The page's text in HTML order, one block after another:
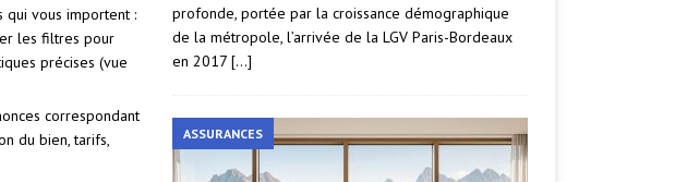
qui vous importent :
les filtres pour
précises (vue
correspondant
du bien, tarifs,
profonde, portée par la croissance démographique
de la métropole, l’arrivée de la LGV Paris-Bordeaux
en 2017 […]
ASSURANCES